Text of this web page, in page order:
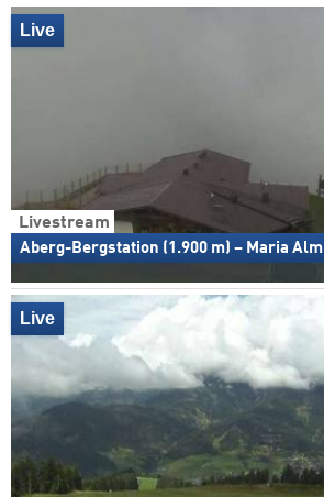
Livestream
Aberg-Bergstation (1.900 m) – Maria Alm
Live
Live